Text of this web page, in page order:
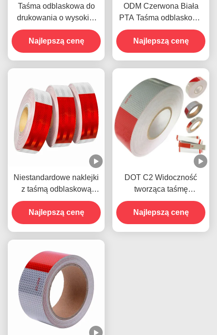
Taśma odblaskowa do
drukowania o wysokiej
intensywności
Najlepszą cenę
ODM Czerwona Biała
PTA Taśma odblaskowa
Samoprzylepna odporna
na warunki pogodowe
Najlepszą cenę
Niestandardowe naklejki
z taśmą odblaskową
Retro DOT C2 dla
przyczep
Najlepszą cenę
DOT C2 Widoczność
tworząca taśmę
ostrzegawczą Hi Vis dla
przyczep
Najlepszą cenę